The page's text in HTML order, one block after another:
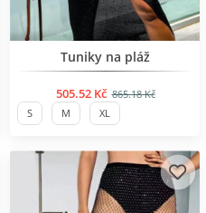
BESTSELLER
Tuniky na pláž
505.52 Kč 865.18 Kč
S M XL